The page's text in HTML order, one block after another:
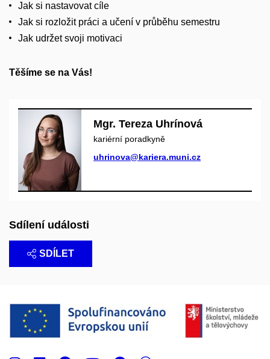
Jak si nastavovat cíle
Jak si rozložit práci a učení v průběhu semestru
Jak udržet svoji motivaci
Těšíme se na Vás!
Mgr. Tereza Uhrínová
kariérní poradkyně
uhrinova@kariera.muni.cz
Sdílení události
SDÍLET